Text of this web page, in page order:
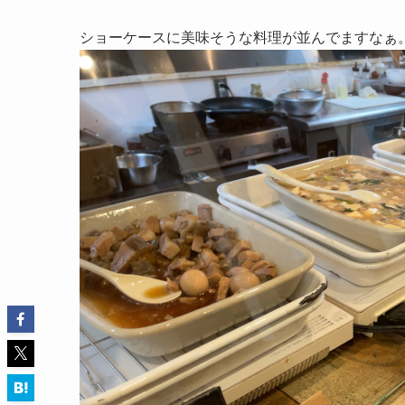
ショーケースに美味そうな料理が並んでますなぁ